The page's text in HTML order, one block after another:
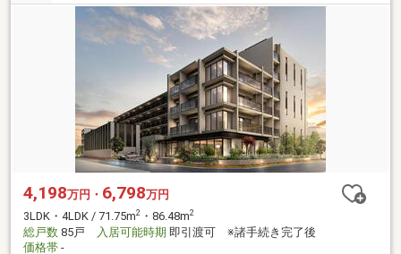
4,198万円・ 6,798万円
3LDK・4LDK / 71.75m2 ・86.48m2
総戸数 85戸 入居可能時期 即引渡可 ※諸手続き完了後
価格帯 -